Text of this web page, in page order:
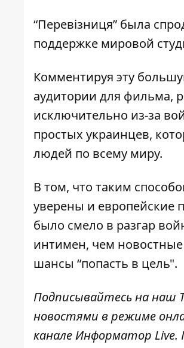
“Перевізниця” была
поддержке мировой
Комментируя эту
аудитории для фильма,
исключительно из-за
простых украинцев,
людей по всему миру.
В том, что таким
уверены и европейские
было смело в разгар
интимен, чем
шансы “попасть в цель".
Подписывайтесь на наш
новостями в режиме
канале Информатор Live.